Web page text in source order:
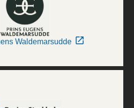
Waldemarsudde